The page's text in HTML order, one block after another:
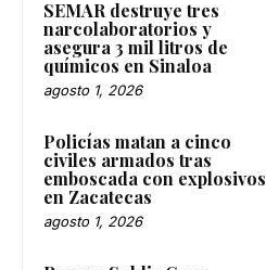
SEMAR destruye tres
narcolaboratorios y
asegura 3 mil litros de
químicos en Sinaloa
agosto 1, 2026
Policías matan a cinco
civiles armados tras
emboscada con explosivos
en Zacatecas
agosto 1, 2026